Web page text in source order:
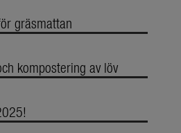
gräsmattan
kompostering av löv